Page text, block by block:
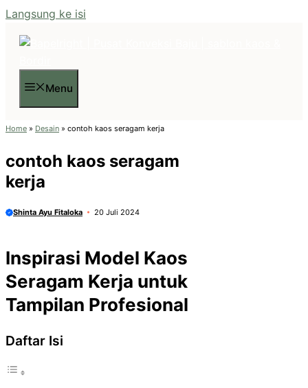
Langsung ke isi
Menu
Home » Desain » contoh kaos seragam kerja
contoh kaos seragam
kerja
Shinta Ayu Fitaloka 20 Juli 2024
Inspirasi Model Kaos
Seragam Kerja untuk
Tampilan Profesional
Daftar Isi